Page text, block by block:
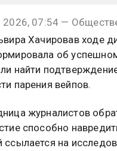
2026, 07:54 —
Хачировав ходе
об
найти
парения вейпов.
журналистов
способно
ссылается на